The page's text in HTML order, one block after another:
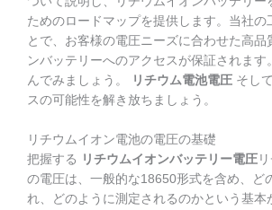
ためのロードマップを提供します。当社の
とで、お客様の電圧ニーズに合わせた高品
ンバッテリーへのアクセスが保証されます
んでみましょう。
リチウム電池電圧 そし
スの可能性を解き放ちましょう。
リチウムイオン電池の電圧の基礎
把握する リチウムイオンバッテリー電圧
の電圧は、一般的な18650形式を含め、ど
れ、どのように測定されるのかという基本